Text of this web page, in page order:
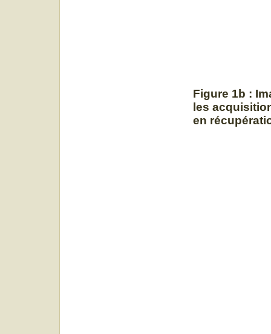
Figure 1b :
les
en